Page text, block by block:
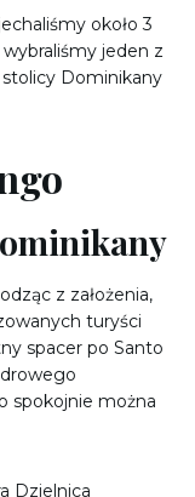
około 3
jeden z
Dominikany
z założenia,
turyści
spacer po Santo
spokojnie można
Dzielnica